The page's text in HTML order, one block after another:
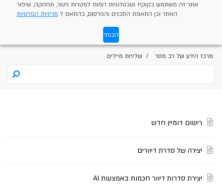
אתר זה משתמש בקוקיז וטכנולוגיות דומות למטרות ניטור, תחזוקה, שיפור
האתר וכן התאמת התכנים והפרסום, בהתאם ל מדיניות הפרטיות
הבנתי
מרכז הידע של רב מסר שליחת מיילים
רישום דומיין חדש
יצירה של סדרת דיוורים
יצירת סדרות דיוור חכמות באמצעות AI